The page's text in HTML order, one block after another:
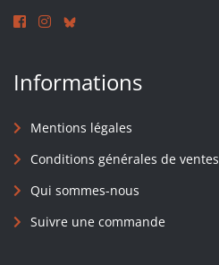
Informations
Mentions légales
Conditions générales de ventes
Qui sommes-nous
Suivre une commande